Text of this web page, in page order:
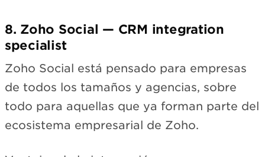
8. Zoho Social — CRM integration
specialist
Zoho Social está pensado para empresas
de todos los tamaños y agencias, sobre
todo para aquellas que ya forman parte del
ecosistema empresarial de Zoho.